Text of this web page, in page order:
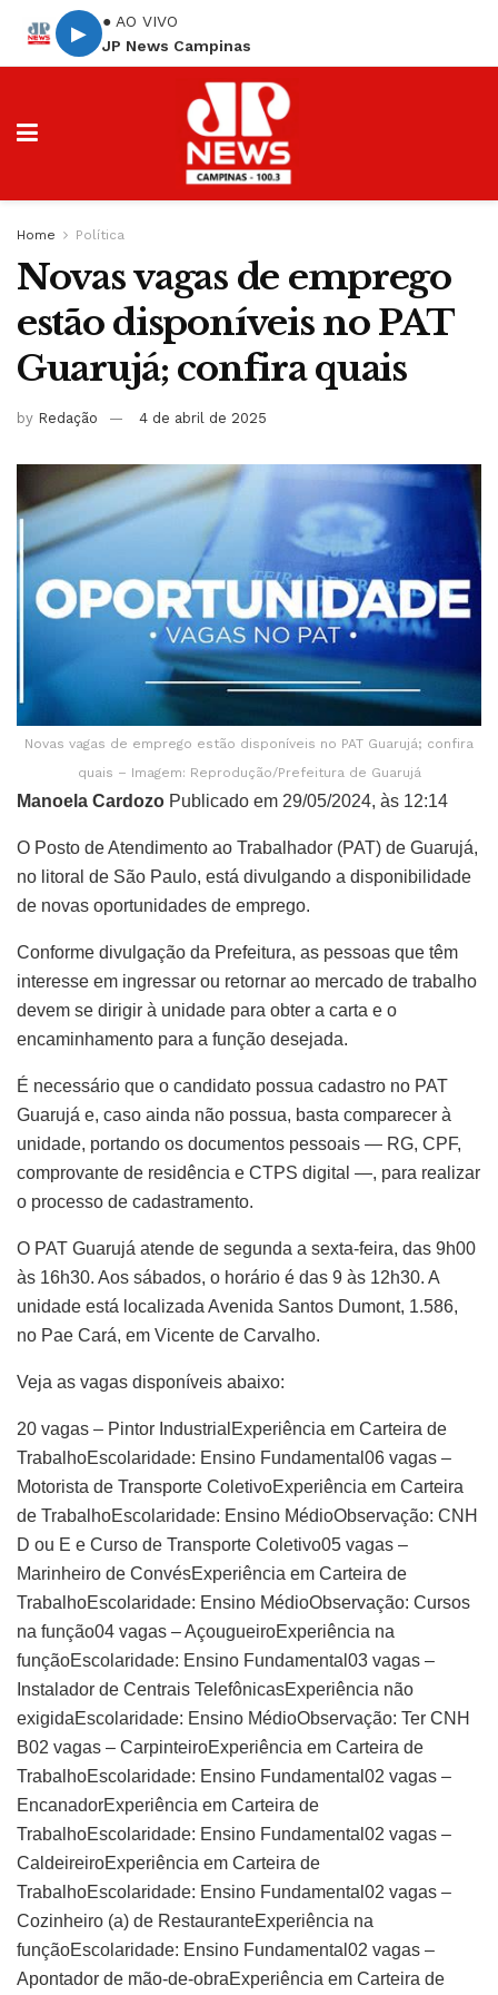
▶
● AO VIVO
JP News Campinas
Home Política
Novas vagas de emprego
estão disponíveis no PAT
Guarujá; confira quais
by Redação 4 de abril de 2025
Novas vagas de emprego estão disponíveis no PAT Guarujá; confira
quais – Imagem: Reprodução/Prefeitura de Guarujá
Manoela Cardozo Publicado em 29/05/2024, às 12:14
O Posto de Atendimento ao Trabalhador (PAT) de Guarujá,
no litoral de São Paulo, está divulgando a disponibilidade
de novas oportunidades de emprego.
Conforme divulgação da Prefeitura, as pessoas que têm
interesse em ingressar ou retornar ao mercado de trabalho
devem se dirigir à unidade para obter a carta e o
encaminhamento para a função desejada.
É necessário que o candidato possua cadastro no PAT
Guarujá e, caso ainda não possua, basta comparecer à
unidade, portando os documentos pessoais — RG, CPF,
comprovante de residência e CTPS digital —, para realizar
o processo de cadastramento.
O PAT Guarujá atende de segunda a sexta-feira, das 9h00
às 16h30. Aos sábados, o horário é das 9 às 12h30. A
unidade está localizada Avenida Santos Dumont, 1.586,
no Pae Cará, em Vicente de Carvalho.
Veja as vagas disponíveis abaixo:
20 vagas – Pintor IndustrialExperiência em Carteira de
TrabalhoEscolaridade: Ensino Fundamental06 vagas –
Motorista de Transporte ColetivoExperiência em Carteira
de TrabalhoEscolaridade: Ensino MédioObservação: CNH
D ou E e Curso de Transporte Coletivo05 vagas –
Marinheiro de ConvésExperiência em Carteira de
TrabalhoEscolaridade: Ensino MédioObservação: Cursos
na função04 vagas – AçougueiroExperiência na
funçãoEscolaridade: Ensino Fundamental03 vagas –
Instalador de Centrais TelefônicasExperiência não
exigidaEscolaridade: Ensino MédioObservação: Ter CNH
B02 vagas – CarpinteiroExperiência em Carteira de
TrabalhoEscolaridade: Ensino Fundamental02 vagas –
EncanadorExperiência em Carteira de
TrabalhoEscolaridade: Ensino Fundamental02 vagas –
CaldeireiroExperiência em Carteira de
TrabalhoEscolaridade: Ensino Fundamental02 vagas –
Cozinheiro (a) de RestauranteExperiência na
funçãoEscolaridade: Ensino Fundamental02 vagas –
Apontador de mão-de-obraExperiência em Carteira de